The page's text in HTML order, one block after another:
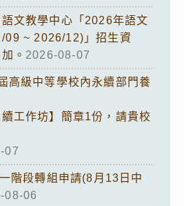
文教學中心「2026年語文
09 ~ 2026/12)」招生資
。 2026-08-07
高級中等學校內永續部門養
工作坊】簡章1份，請貴校
07
階段轉組申請(8月13日中
08-06